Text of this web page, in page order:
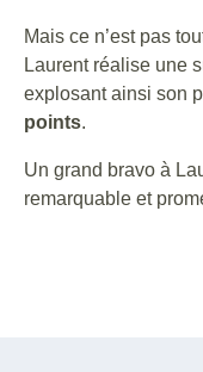
Mais ce n’est pas
Laurent réalise une
explosant ainsi son
points.
Un grand bravo à
remarquable et